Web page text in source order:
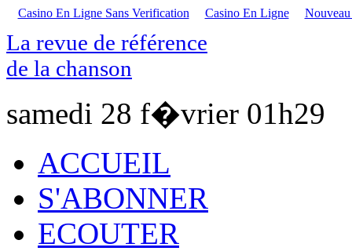
Casino En Ligne Sans Verification Casino En Ligne
La revue de référence
de la chanson
samedi 28 f�vrier 01h29
ACCUEIL
S'ABONNER
ECOUTER